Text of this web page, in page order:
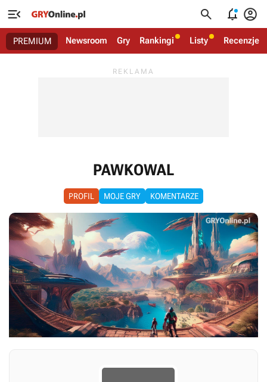
   
PREMIUM Newsroom Gry Rankingi Listy Recenzje
PAWKOWAL
PROFIL MOJE GRY KOMENTARZE